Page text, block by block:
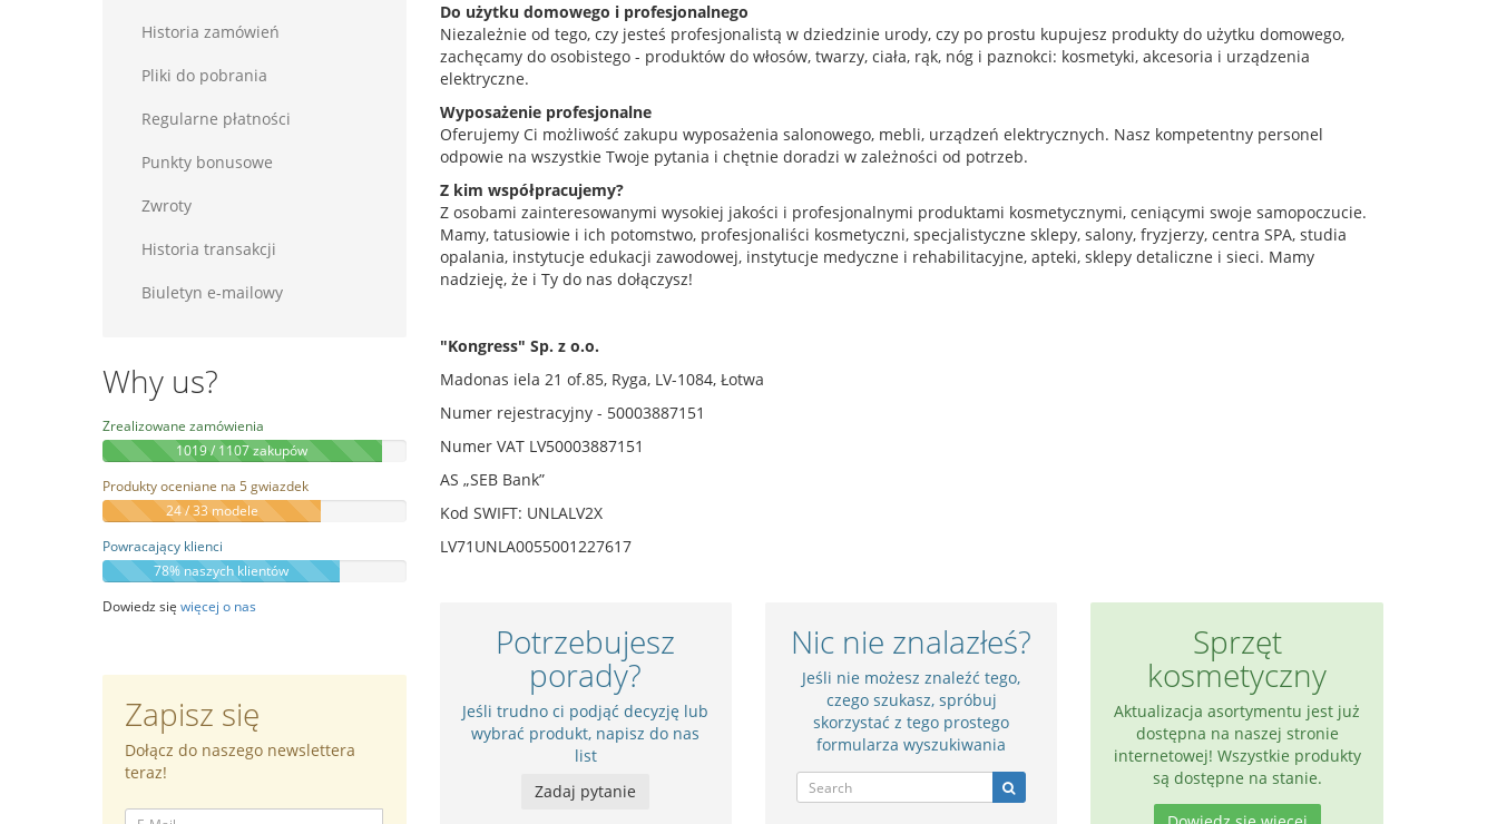
Historia zamówień
Pliki do pobrania
Regularne płatności
Punkty bonusowe
Zwroty
Historia transakcji
Biuletyn e-mailowy
Why us?
Zrealizowane zamówienia
1019 / 1107 zakupów
Produkty oceniane na 5 gwiazdek
24 / 33 modele
Powracający klienci
78% naszych klientów
Dowiedz się więcej o nas
Zapisz się
Dołącz do naszego newslettera
teraz!
Do użytku domowego i profesjonalnego
Niezależnie od tego, czy jesteś profesjonalistą w dziedzinie urody, czy po prostu kupujesz produkty do użytku domowego,
zachęcamy do osobistego - produktów do włosów, twarzy, ciała, rąk, nóg i paznokci: kosmetyki, akcesoria i urządzenia
elektryczne.
Wyposażenie profesjonalne
Oferujemy Ci możliwość zakupu wyposażenia salonowego, mebli, urządzeń elektrycznych. Nasz kompetentny personel
odpowie na wszystkie Twoje pytania i chętnie doradzi w zależności od potrzeb.
Z kim współpracujemy?
Z osobami zainteresowanymi wysokiej jakości i profesjonalnymi produktami kosmetycznymi, ceniącymi swoje samopoczucie.
Mamy, tatusiowie i ich potomstwo, profesjonaliści kosmetyczni, specjalistyczne sklepy, salony, fryzjerzy, centra SPA, studia
opalania, instytucje edukacji zawodowej, instytucje medyczne i rehabilitacyjne, apteki, sklepy detaliczne i sieci. Mamy
nadzieję, że i Ty do nas dołączysz!
"Kongress" Sp. z o.o.
Madonas iela 21 of.85, Ryga, LV-1084, Łotwa
Numer rejestracyjny - 50003887151
Numer VAT LV50003887151
AS „SEB Bank”
Kod SWIFT: UNLALV2X
LV71UNLA0055001227617
Potrzebujesz
porady?
Jeśli trudno ci podjąć decyzję lub
wybrać produkt, napisz do nas
list
Zadaj pytanie
Nic nie znalazłeś?
Jeśli nie możesz znaleźć tego,
czego szukasz, spróbuj
skorzystać z tego prostego
formularza wyszukiwania
Sprzęt
kosmetyczny
Aktualizacja asortymentu jest już
dostępna na naszej stronie
internetowej! Wszystkie produkty
są dostępne na stanie.